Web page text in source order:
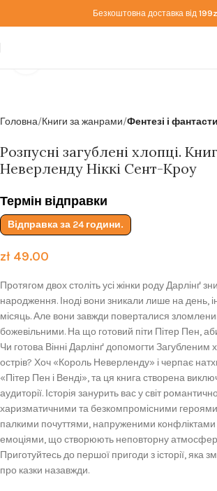
Безкоштовна доставка від
Головна Книги за жанрами Фентезі і
Розпусні загублені хлопці.
Неверленду Ніккі Сент-Кроу
Термін відправки
Відправка за 24 години.
zł49.00
Протягом двох століть усі жінки роду Дарлінґ
народження. Іноді вони зникали лише на день,
місяць. Але вони завжди поверталися
божевільними. На що готовий піти Пітер Пен,
Чи готова Вінні Дарлінґ допомогти Загубленим
острів? Хоч «Король Неверленду» і черпає
«Пітер Пен і Венді», та ця книга створена
аудиторії. Історія занурить вас у світ
харизматичними та безкомпромісними героями.
палкими почуттями, напруженими
емоціями, що створюють неповторну
Приготуйтесь до першої пригоди з історії, яка
про казки назавжди.